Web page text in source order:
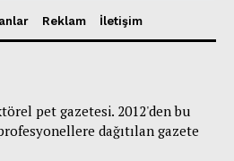
Reklam İletişim
pet gazetesi. 2012'den bu
dağıtılan gazete